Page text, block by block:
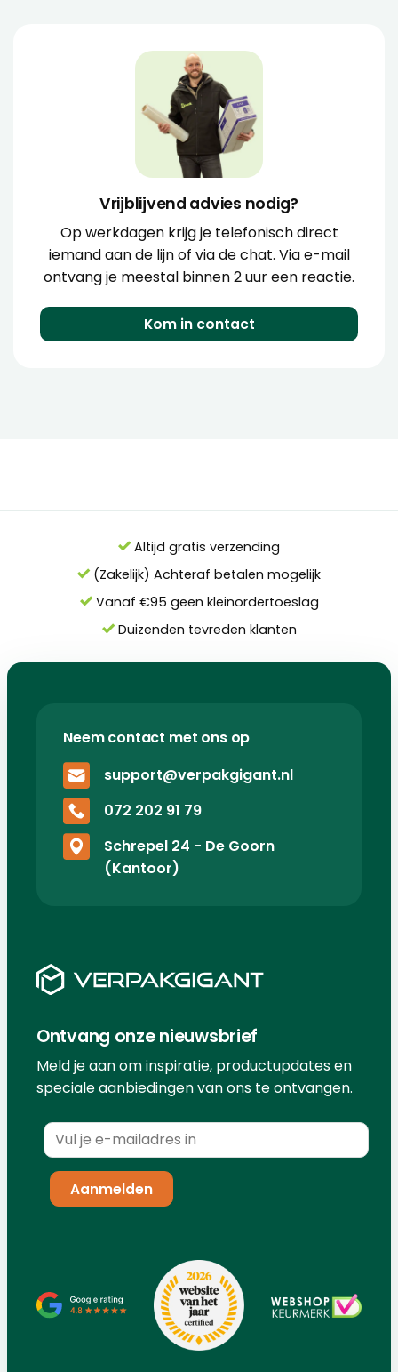
Vrijblijvend advies nodig?
Op werkdagen krijg je telefonisch direct
iemand aan de lijn of via de chat. Via e-mail
ontvang je meestal binnen 2 uur een reactie.
Kom in contact
Altijd gratis verzending
(Zakelijk) Achteraf betalen mogelijk
Vanaf €95 geen kleinordertoeslag
Duizenden tevreden klanten
Neem contact met ons op
support@verpakgigant.nl
072 202 91 79
Schrepel 24 - De Goorn
(Kantoor)
Ontvang onze nieuwsbrief
Meld je aan om inspiratie, productupdates en
speciale aanbiedingen van ons te ontvangen.